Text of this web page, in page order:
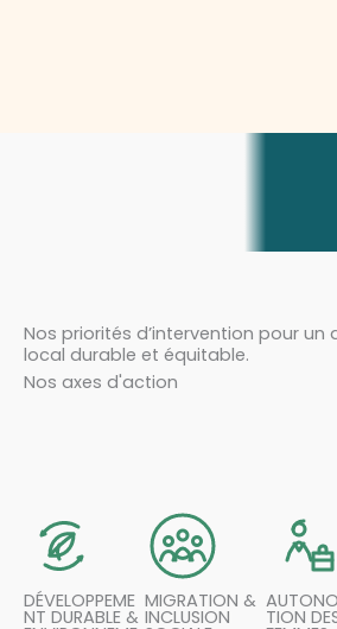
Nos priorités d’intervention pour un
local durable et équitable.
Nos axes d'action
DÉVELOPPEME
NT DURABLE &
MIGRATION &
INCLUSION TION